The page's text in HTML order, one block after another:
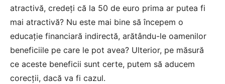
atractivă, credeţi că la 50 de euro prima ar putea fi
mai atractivă? Nu este mai bine să începem o
educaţie financiară indirectă, arătându-le oamenilor
beneficiile pe care le pot avea? Ulterior, pe măsură
ce aceste beneficii sunt certe, putem să aducem
corecţii, dacă va fi cazul.